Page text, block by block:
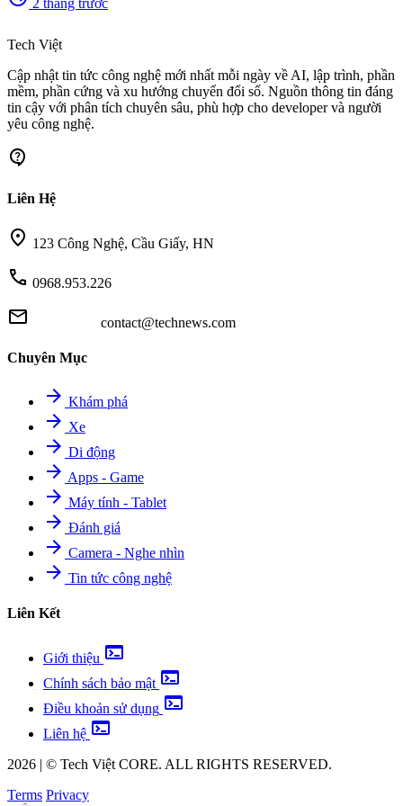
2 tháng trước
Tech Việt
Cập nhật tin tức công nghệ mới nhất mỗi ngày về AI, lập trình, phần
mềm, phần cứng và xu hướng chuyển đổi số. Nguồn thông tin đáng
tin cậy với phân tích chuyên sâu, phù hợp cho developer và người
yêu công nghệ.
contact_support
Liên Hệ
location_on 123 Công Nghệ, Cầu Giấy, HN
call 0968.953.226
mail contact@technews.com
Chuyên Mục
arrow_forward Khám phá
arrow_forward Xe
arrow_forward Di động
arrow_forward Apps - Game
arrow_forward Máy tính - Tablet
arrow_forward Đánh giá
arrow_forward Camera - Nghe nhìn
arrow_forward Tin tức công nghệ
Liên Kết
Giới thiệu terminal
Chính sách bảo mật terminal
Điều khoản sử dụng terminal
Liên hệ terminal
2026 | © Tech Việt CORE. ALL RIGHTS RESERVED.
Terms Privacy